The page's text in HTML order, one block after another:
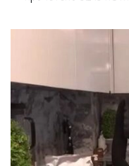
под
статиите
въвеждат
от
читателите